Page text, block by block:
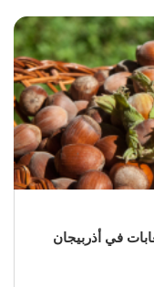
في أذربيجان